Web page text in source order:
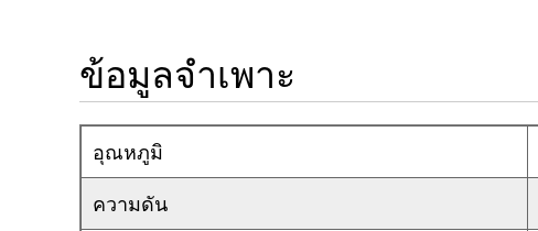
ข้อมูลจำเพาะ
อุณหภูมิ
ความดัน